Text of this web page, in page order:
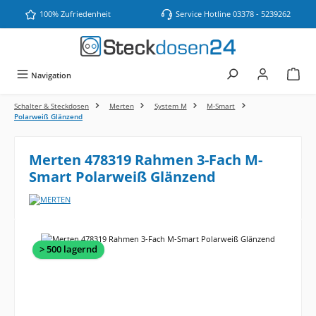
Zum Hauptinhalt springen
100% Zufriedenheit Service Hotline 03378 - 5239262
Navigation
Schalter & Steckdosen Merten System M
M-Smart
Polarweiß Glänzend
Merten 478319 Rahmen 3-Fach M-
Smart Polarweiß Glänzend
Bildergalerie überspringen
> 500 lagernd